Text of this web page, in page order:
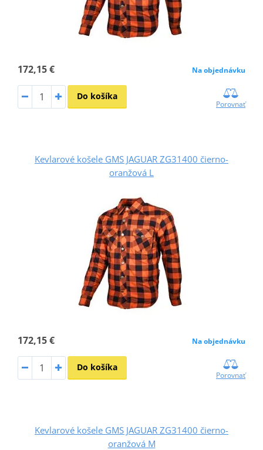
172,15 € Na objednávku
Do košíka
Porovnať
Kevlarové košele GMS JAGUAR ZG31400 čierno-
oranžová L
172,15 € Na objednávku
Do košíka
Porovnať
Kevlarové košele GMS JAGUAR ZG31400 čierno-
oranžová M